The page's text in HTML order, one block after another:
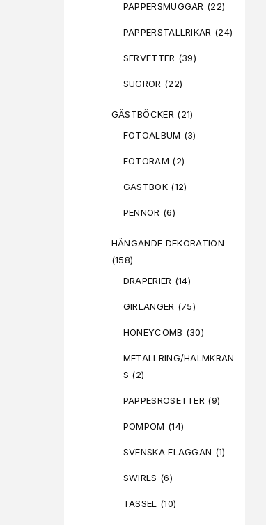
PAPPERSMUGGAR (22)
PAPPERSTALLRIKAR (24)
SERVETTER (39)
SUGRÖR (22)
GÄSTBÖCKER (21)
FOTOALBUM (3)
FOTORAM (2)
GÄSTBOK (12)
PENNOR (6)
HÄNGANDE DEKORATION
(158)
DRAPERIER (14)
GIRLANGER (75)
HONEYCOMB (30)
METALLRING/HALMKRAN
S (2)
PAPPESROSETTER (9)
POMPOM (14)
SVENSKA FLAGGAN (1)
SWIRLS (6)
TASSEL (10)